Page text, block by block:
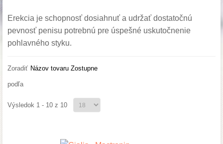
Erekcia je schopnosť dosiahnuť a udržať dostatočnú
pevnosť penisu potrebnú pre úspešné uskutočnenie
pohlavného styku.
Zoradiť
podľa
Názov tovaru Zostupne
Výsledok 1 - 10 z 10